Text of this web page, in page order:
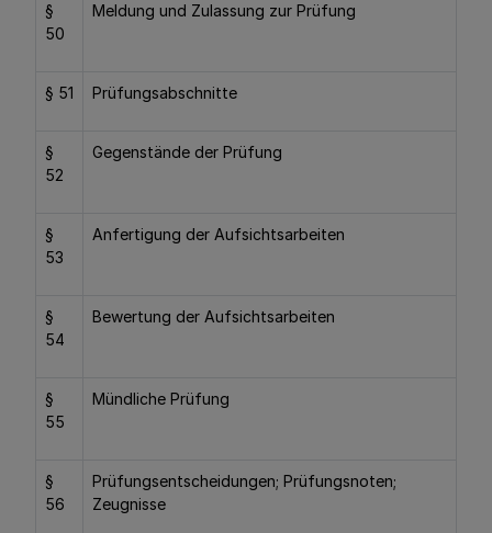
§
50
Meldung und Zulassung zur Prüfung
§ 51 Prüfungsabschnitte
§
52
Gegenstände der Prüfung
§
53
Anfertigung der Aufsichtsarbeiten
§
54
Bewertung der Aufsichtsarbeiten
§
55
Mündliche Prüfung
§
56
Prüfungsentscheidungen; Prüfungsnoten;
Zeugnisse